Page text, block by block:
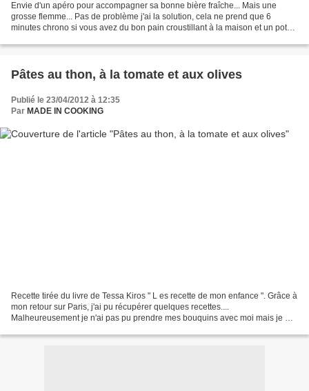
Envie d'un apéro pour accompagner sa bonne bière fraîche... Mais une
grosse flemme... Pas de problème j'ai la solution, cela ne prend que 6
minutes chrono si vous avez du bon pain croustillant à la maison et un pot
Pâtes au thon, à la tomate et aux olives
Publié le 23/04/2012 à 12:35
Par MADE IN COOKING
Recette tirée du livre de Tessa Kiros " L es recette de mon enfance ". Grâce à
mon retour sur Paris, j'ai pu récupérer quelques recettes....
Malheureusement je n'ai pas pu prendre mes bouquins avec moi mais je me